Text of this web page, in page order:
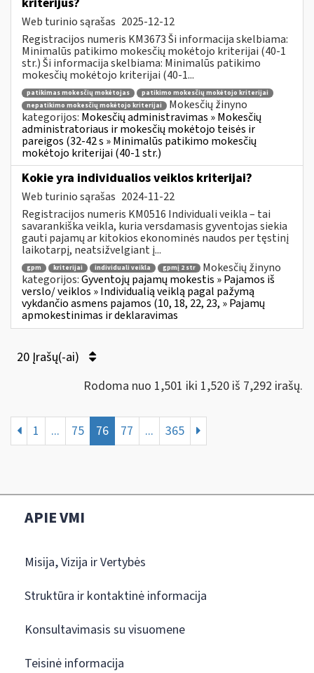
Web turinio sąrašas 2025-12-12
Registracijos numeris KM3673 Ši informacija skelbiama:
Minimalūs patikimo mokesčių mokėtojo kriterijai (40-1
str.) Ši informacija skelbiama: Minimalūs patikimo
mokesčių mokėtojo kriterijai (40-1...
patikimas mokesčių mokėtojas
patikimo mokesčių mokėtojo kriterijai
nepatikimo mokesčių mokėtojo kriterijai
Mokesčių žinyno
kategorijos: Mokesčių administravimas » Mokesčių
administratoriaus ir mokesčių mokėtojo teisės ir
pareigos (32-42 s » Minimalūs patikimo mokesčių
mokėtojo kriterijai (40-1 str.)
Kokie yra individualios veiklos kriterijai?
Web turinio sąrašas 2024-11-22
Registracijos numeris KM0516 Individuali veikla – tai
savarankiška veikla, kuria versdamasis gyventojas siekia
gauti pajamų ar kitokios ekonominės naudos per tęstinį
laikotarpį, neatsižvelgiant į...
gpm kriterijai individuali veikla gpmį 2 str
Mokesčių žinyno
kategorijos:Gyventojų pajamų mokestis » Pajamos iš
verslo/ veiklos » Individualią veiklą pagal pažymą
vykdančio asmens pajamos (10, 18, 22, 23, » Pajamų
apmokestinimas ir deklaravimas
20 Įrašų(-ai)
Rodoma nuo 1,501 iki 1,520 iš 7,292 irašų.
1 ... 75 76 77 ... 365
APIE VMI
Misija, Vizija ir Vertybės
Struktūra ir kontaktinė informacija
Konsultavimasis su visuomene
Teisinė informacija